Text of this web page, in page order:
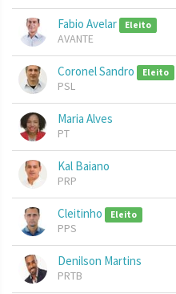
Fabio Avelar Eleito
AVANTE
Coronel Sandro Eleito
PSL
Maria Alves
PT
Kal Baiano
PRP
Cleitinho Eleito
PPS
Denilson Martins
PRTB